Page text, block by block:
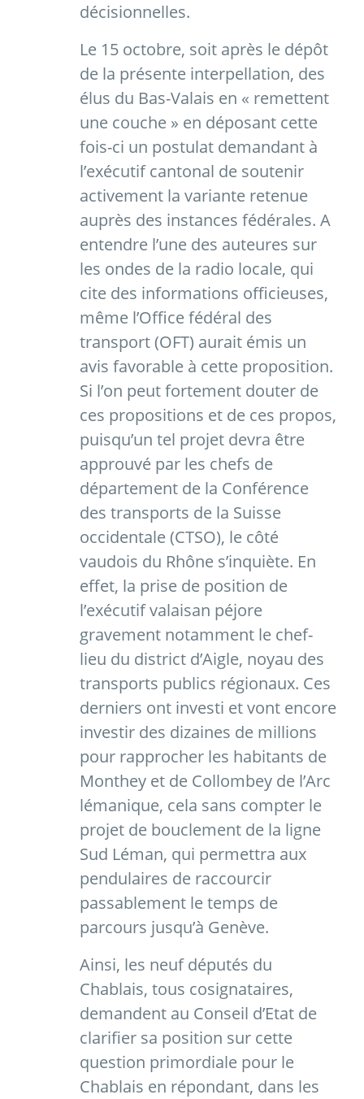
décisionnelles.
Le 15 octobre, soit après le dépôt
de la présente interpellation, des
élus du Bas-Valais en « remettent
une couche » en déposant cette
fois-ci un postulat demandant à
l’exécutif cantonal de soutenir
activement la variante retenue
auprès des instances fédérales. A
entendre l’une des auteures sur
les ondes de la radio locale, qui
cite des informations officieuses,
même l’Office fédéral des
transport (OFT) aurait émis un
avis favorable à cette proposition.
Si l’on peut fortement douter de
ces propositions et de ces propos,
puisqu’un tel projet devra être
approuvé par les chefs de
département de la Conférence
des transports de la Suisse
occidentale (CTSO), le côté
vaudois du Rhône s’inquiète. En
effet, la prise de position de
l’exécutif valaisan péjore
gravement notamment le chef-
lieu du district d’Aigle, noyau des
transports publics régionaux. Ces
derniers ont investi et vont encore
investir des dizaines de millions
pour rapprocher les habitants de
Monthey et de Collombey de l’Arc
lémanique, cela sans compter le
projet de bouclement de la ligne
Sud Léman, qui permettra aux
pendulaires de raccourcir
passablement le temps de
parcours jusqu’à Genève.
Ainsi, les neuf députés du
Chablais, tous cosignataires,
demandent au Conseil d’Etat de
clarifier sa position sur cette
question primordiale pour le
Chablais en répondant, dans les